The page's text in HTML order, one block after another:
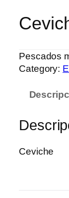
Pescados
Category:
Ceviche